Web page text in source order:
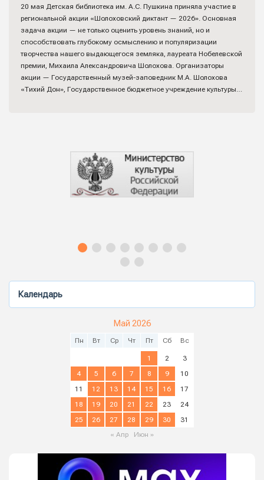
Календарь
Май 2026
Пн Вт Ср Чт Пт Сб Вс
1 2
3
4
5 6 7 8 9
10
11
12 13 14 15 16
17
18
19 20 21 22 23
24
25
26 27 28 29 30
31
« Апр
Июн »
20 мая Детская библиотека им. А.С. Пушкина приняла участие в
региональной акции «Шолоховский диктант — 2026». Основная
задача акции — не только оценить уровень знаний, но и
способствовать глубокому осмыслению и популяризации
творчества нашего выдающегося земляка, лауреата Нобелевской
премии, Михаила Александровича Шолохова. Организаторы
акции — Государственный музей-заповедник М.А. Шолохова
«Тихий Дон», Государственное бюджетное учреждение культуры…